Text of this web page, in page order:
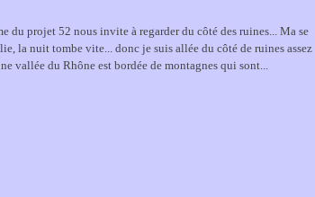
du projet 52 nous invite à regarder du côté des ruines... Ma se
la nuit tombe vite... donc je suis allée du côté de ruines assez
vallée du Rhône est bordée de montagnes qui sont...